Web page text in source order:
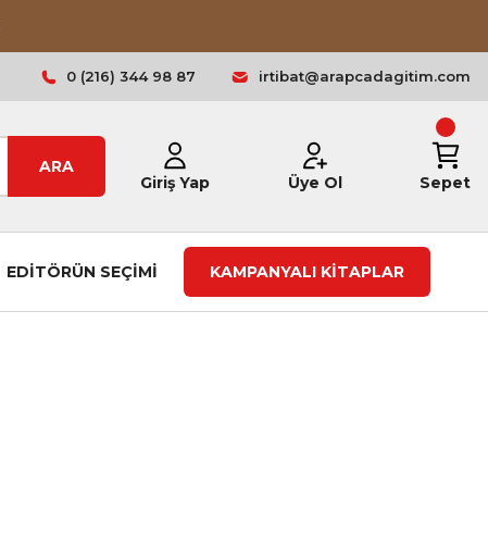
0 (216) 344 98 87 irtibat@arapcadagitim.com
ARA
Giriş Yap
Üye Ol Sepet
EDİTÖRÜN SEÇİMİ KAMPANYALI KİTAPLAR